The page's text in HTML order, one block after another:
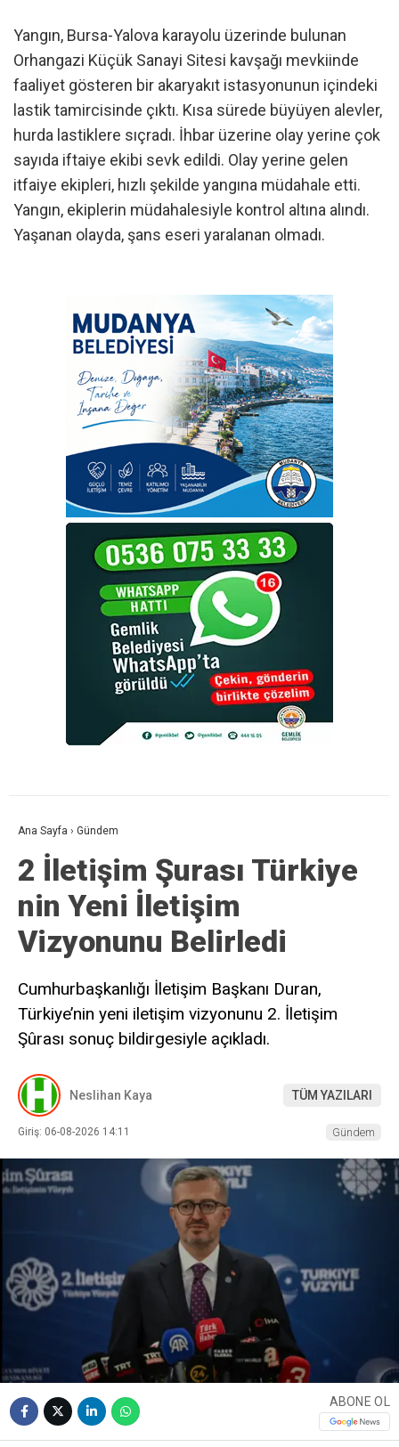
Yangın, Bursa-Yalova karayolu üzerinde bulunan
Orhangazi Küçük Sanayi Sitesi kavşağı mevkiinde
faaliyet gösteren bir akaryakıt istasyonunun içindeki
lastik tamircisinde çıktı. Kısa sürede büyüyen alevler,
hurda lastiklere sıçradı. İhbar üzerine olay yerine çok
sayıda iftaiye ekibi sevk edildi. Olay yerine gelen
itfaiye ekipleri, hızlı şekilde yangına müdahale etti.
Yangın, ekiplerin müdahalesiyle kontrol altına alındı.
Yaşanan olayda, şans eseri yaralanan olmadı.
Ana Sayfa › Gündem
2 İletişim Şurası Türkiye
nin Yeni İletişim
Vizyonunu Belirledi
Cumhurbaşkanlığı İletişim Başkanı Duran,
Türkiye’nin yeni iletişim vizyonunu 2. İletişim
Şûrası sonuç bildirgesiyle açıkladı.
Neslihan Kaya TÜM YAZILARI
Giriş: 06-08-2026 14:11 Gündem
ABONE OL